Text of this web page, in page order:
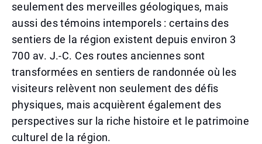
seulement des merveilles géologiques, mais
aussi des témoins intemporels : certains des
sentiers de la région existent depuis environ 3
700 av. J.-C. Ces routes anciennes sont
transformées en sentiers de randonnée où les
visiteurs relèvent non seulement des défis
physiques, mais acquièrent également des
perspectives sur la riche histoire et le patrimoine
culturel de la région.